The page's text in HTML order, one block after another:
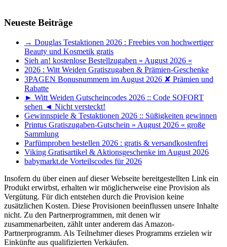
Neueste Beiträge
→ Douglas Testaktionen 2026 : Freebies von hochwertiger
Beauty und Kosmetik gratis
Sieh an! kostenlose Bestellzugaben » August 2026 «
2026 : Witt Weiden Gratiszugaben & Prämien-Geschenke
3PAGEN Bonusnummern im August 2026 ✘ Prämien und
Rabatte
► Witt Weiden Gutscheincodes 2026 :: Code SOFORT
sehen ◄ Nicht versteckt!
Gewinnspiele & Testaktionen 2026 :: Süßigkeiten gewinnen
Printus Gratiszugaben-Gutschein » August 2026 « große
Sammlung
Parfümproben bestellen 2026 : gratis & versandkostenfrei
Viking Gratisartikel & Aktionsgeschenke im August 2026
babymarkt.de Vorteilscodes für 2026
Insofern du über einen auf dieser Webseite bereitgestellten Link ein
Produkt erwirbst, erhalten wir möglicherweise eine Provision als
Vergütung. Für dich entstehen durch die Provision keine
zusätzlichen Kosten. Diese Provisionen beeinflussen unsere Inhalte
nicht. Zu den Partnerprogrammen, mit denen wir
zusammenarbeiten, zählt unter anderem das Amazon-
Partnerprogramm. Als Teilnehmer dieses Programms erzielen wir
Einkünfte aus qualifizierten Verkäufen.